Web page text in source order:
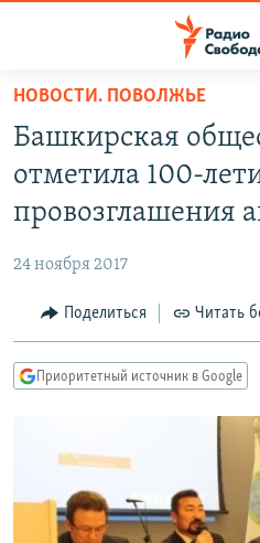
упрощенного
доступа
основному
Вернутся
Вернутся
ПОДКАСТЫ
МНЕНИЯ
КУЛЬТУРА
КАВКАЗ.РЕАЛИИ
СИБИРЬ.РЕАЛИИ
РАСПИСАНИЕ ВЕЩАНИЯ
НОВОСТИ. ПОВОЛЖЬЕ
Башкирская
отметила 100-
провозглашения
24 ноября 2017
Поделиться Читать
Приоритетный источник в Google